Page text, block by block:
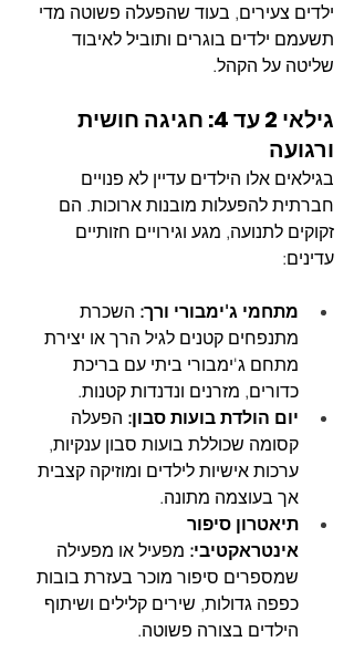
ילדים צעירים, בעוד שהפעלה פשוטה מדי
תשעמם ילדים בוגרים ותוביל לאיבוד
שליטה על הקהל.
גילאי 2 עד 4: חגיגה חושית
ורגועה
בגילאים אלו הילדים עדיין לא פנויים
חברתית להפעלות מובנות ארוכות. הם
זקוקים לתנועה, מגע וגירויים חזותיים
עדינים:
מתחמי ג'ימבורי ורך: השכרת
מתנפחים קטנים לגיל הרך או יצירת
מתחם ג'ימבורי ביתי עם בריכת
כדורים, מזרנים ונדנדות קטנות.
יום הולדת בועות סבון: הפעלה
קסומה שכוללת בועות סבון ענקיות,
ערכות אישיות לילדים ומוזיקה קצבית
אך בעוצמה מתונה.
תיאטרון סיפור
אינטראקטיבי: מפעיל או מפעילה
שמספרים סיפור מוכר בעזרת בובות
כפפה גדולות, שירים קלילים ושיתוף
הילדים בצורה פשוטה.